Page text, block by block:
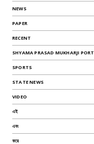
NEWS
PAPER
RECENT
SHYAMA PRASAD MUKHARJI PORT
SPORTS
STATE NEWS
VIDEO
এই
এবং
করে